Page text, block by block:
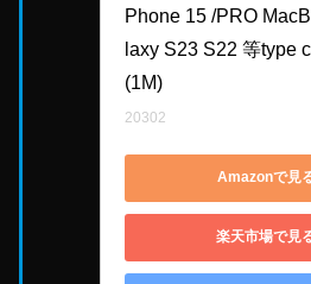
Phone 15 /PRO
laxy S23 S22 等type
(1M)
20302
Amazonで見
楽天市場で見